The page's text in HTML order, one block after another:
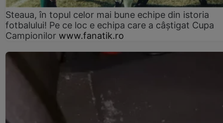
Steaua, în topul celor mai bune echipe din istoria
fotbalului! Pe ce loc e echipa care a câştigat Cupa
Campionilor www.fanatik.ro